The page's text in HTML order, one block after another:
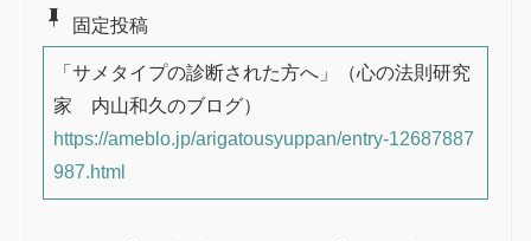
push_pin 固定投稿
「サメタイプの診断された方へ」（心の法則研究
家 内山和久のブログ）
https://ameblo.jp/arigatousyuppan/entry-12687887
987.html